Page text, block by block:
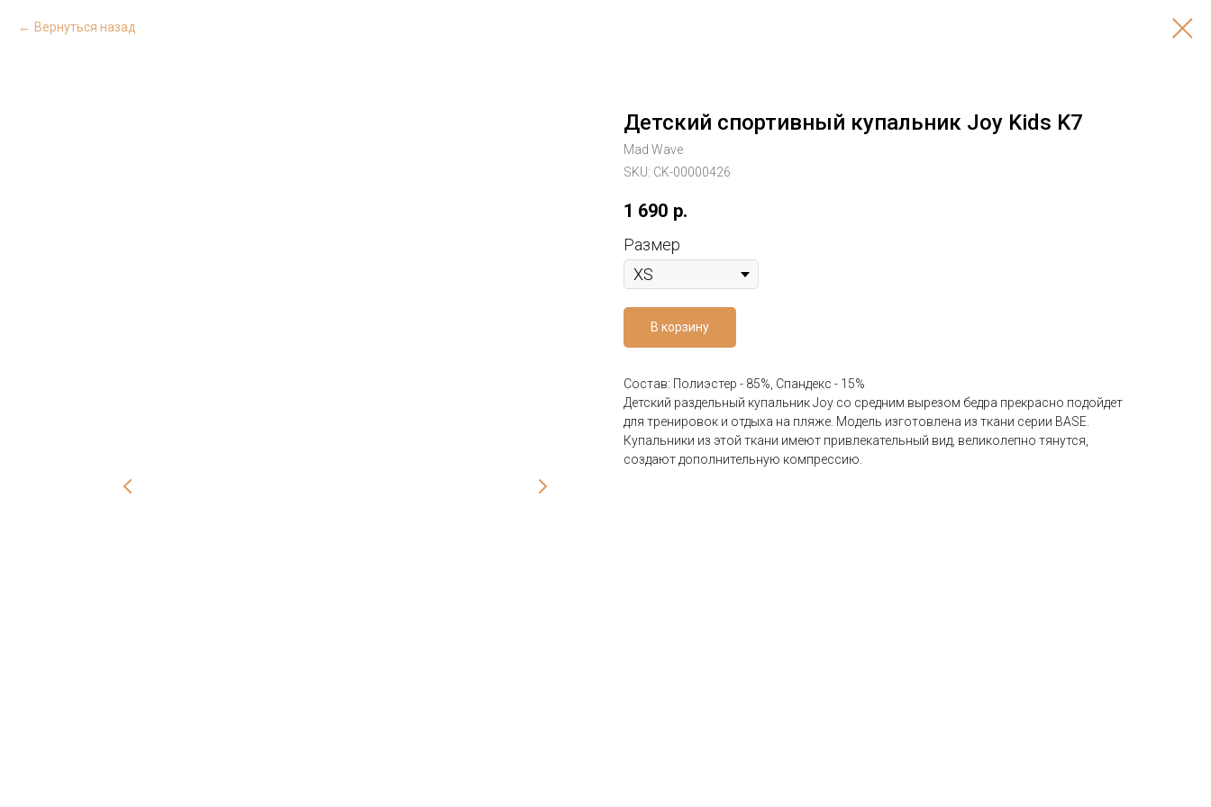
Вернуться назад
Детский спортивный купальник Joy Kids K7
Mad Wave
SKU: CK-00000426
1 690 р.
Размер
В корзину
Состав: Полиэстер - 85%, Спандекс - 15%
Детский раздельный купальник Joy со средним вырезом бедра прекрасно подойдет
для тренировок и отдыха на пляже. Модель изготовлена из ткани серии BASE.
Купальники из этой ткани имеют привлекательный вид, великолепно тянутся,
создают дополнительную компрессию.